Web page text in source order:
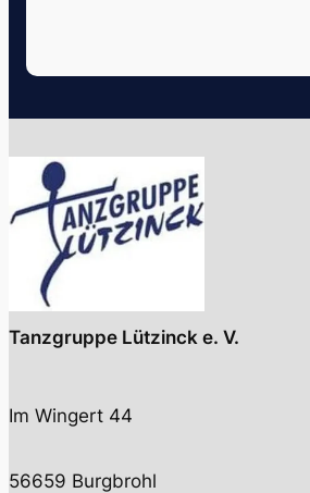
Tanzgruppe Lützinck e. V.
Im Wingert 44
56659 Burgbrohl